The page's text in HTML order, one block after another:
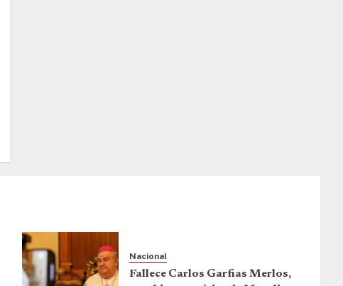
Nacional
Fallece Carlos Garfias Merlos,